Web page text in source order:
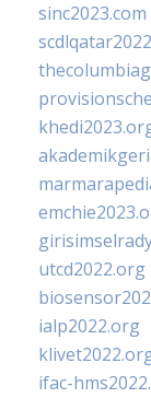
sinc2023.com
utcd2022.org
ialp2022.org
ifac-